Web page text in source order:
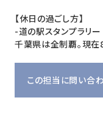
【休日の過ごし方】
-道の駅スタンプラリー
千葉県は全制覇。現
この担当に問い合